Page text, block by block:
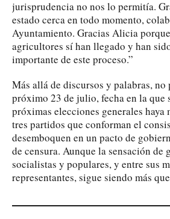
jurisprudencia no nos lo permitía.
estado cerca en todo momento,
Ayuntamiento. Gracias Alicia
agricultores sí han llegado y han
importante de este proceso.”
Más allá de discursos y palabras, no
próximo 23 de julio, fecha en la que
próximas elecciones generales haya
tres partidos que conforman el
desemboquen en un pacto de
de censura. Aunque la sensación de
socialistas y populares, y entre sus
representantes, sigue siendo más